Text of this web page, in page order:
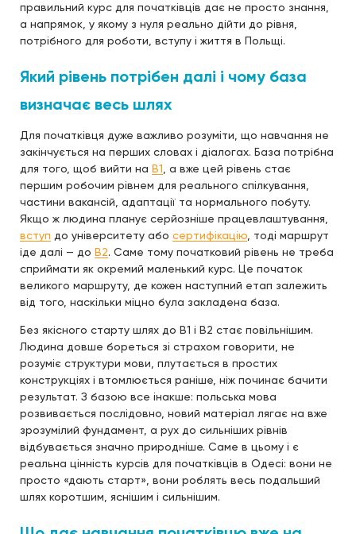
правильний курс для початківців дає не просто знання,
а напрямок, у якому з нуля реально дійти до рівня,
потрібного для роботи, вступу і життя в Польщі.
Який рівень потрібен далі і чому база
визначає весь шлях
Для початківця дуже важливо розуміти, що навчання не
закінчується на перших словах і діалогах. База потрібна
для того, щоб вийти на B1 , а вже цей рівень стає
першим робочим рівнем для реального спілкування,
частини вакансій, адаптації та нормального побуту.
Якщо ж людина планує серйозніше працевлаштування,
вступ до університету або сертифікацію , тоді маршрут
іде далі — до B2. Саме тому початковий рівень не треба
сприймати як окремий маленький курс. Це початок
великого маршруту, де кожен наступний етап залежить
від того, наскільки міцно була закладена база.
Без якісного старту шлях до B1 і B2 стає повільнішим.
Людина довше бореться зі страхом говорити, не
розуміє структури мови, плутається в простих
конструкціях і втомлюється раніше, ніж починає бачити
результат. З базою все інакше: польська мова
розвивається послідовно, новий матеріал лягає на вже
зрозумілий фундамент, а рух до сильніших рівнів
відбувається значно природніше. Саме в цьому і є
реальна цінність курсів для початківців в Одесі: вони не
просто «дають старт», вони роблять весь подальший
шлях коротшим, яснішим і сильнішим.